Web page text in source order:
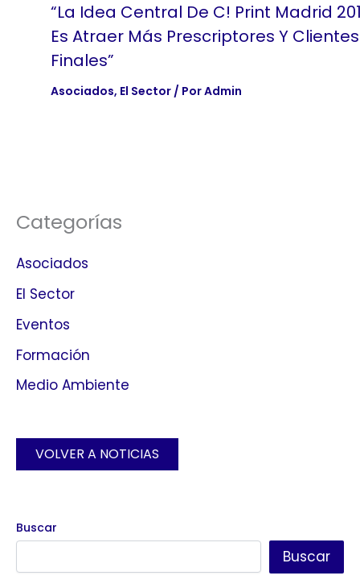
“La Idea Central De C! Print Madrid
Es Atraer Más Prescriptores Y Clientes
Finales”
Asociados, El Sector/ PorAdmin
Categorías
Asociados
El Sector
Eventos
Formación
Medio Ambiente
VOLVER A NOTICIAS
Buscar
Buscar